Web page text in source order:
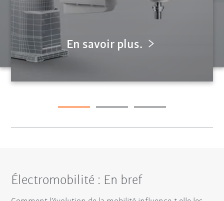
En savoir plus.
Électromobilité : En bref